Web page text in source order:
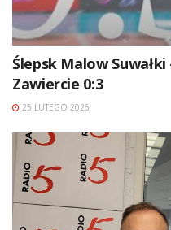
Ślepsk Malow
Zawiercie 0:3
25 LUTEGO 2026